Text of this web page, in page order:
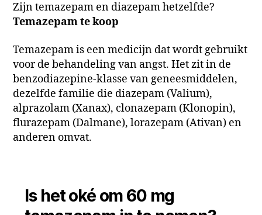
Zijn temazepam en diazepam hetzelfde?
Temazepam te koop
Temazepam is een medicijn dat wordt gebruikt
voor de behandeling van angst. Het zit in de
benzodiazepine-klasse van geneesmiddelen,
dezelfde familie die diazepam (Valium),
alprazolam (Xanax), clonazepam (Klonopin),
flurazepam (Dalmane), lorazepam (Ativan) en
anderen omvat.
Is het oké om 60 mg